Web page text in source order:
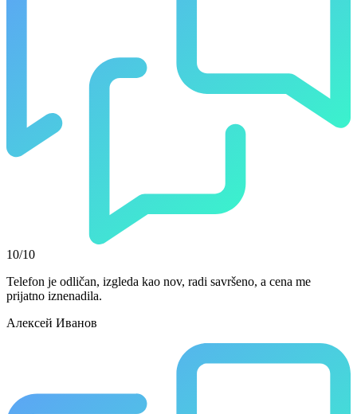
10/10
Telefon je odličan, izgleda kao nov, radi savršeno, a cena me
prijatno iznenadila.
Алексей Иванов